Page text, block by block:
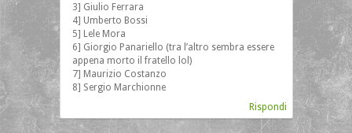
3] Giulio Ferrara
4] Umberto Bossi
5] Lele Mora
6] Giorgio Panariello (tra l’altro sembra essere
appena morto il fratello lol)
7] Maurizio Costanzo
8] Sergio Marchionne
Rispondi